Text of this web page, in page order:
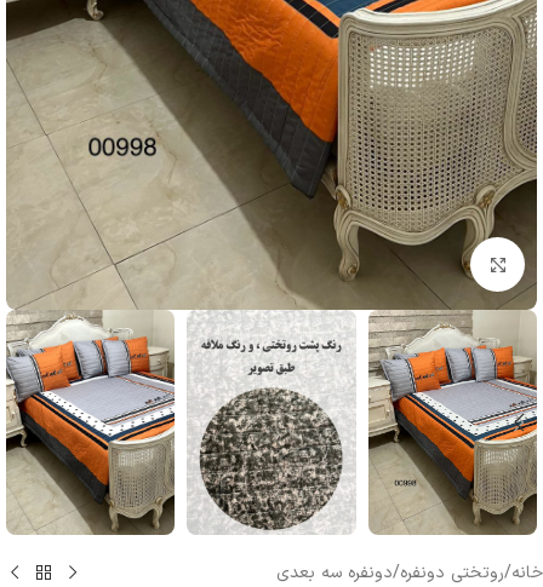
بزرگنمایی تصویر
خانه/روتختی دونفره/دونفره سه بعدی